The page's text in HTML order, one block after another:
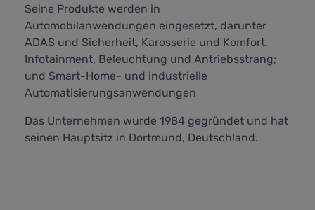
Seine Produkte werden in
Automobilanwendungen eingesetzt, darunter
ADAS und Sicherheit, Karosserie und Komfort,
Infotainment, Beleuchtung und Antriebsstrang;
und Smart-Home- und industrielle
Automatisierungsanwendungen
Das Unternehmen wurde 1984 gegründet und hat
seinen Hauptsitz in Dortmund, Deutschland.